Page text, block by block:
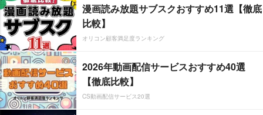
漫画読み放題サブスクおすすめ11選【徹底
比較】
オリコン顧客満足度ランキング
2026年動画配信サービスおすすめ40選
【徹底比較】
CS動画配信サービス20選